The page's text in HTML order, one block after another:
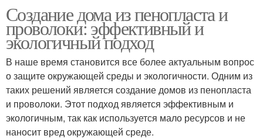
Создание дома из пенопласта и
проволоки: эффективный и
экологичный подход
В наше время становится все более актуальным вопрос
о защите окружающей среды и экологичности. Одним из
таких решений является создание домов из пенопласта
и проволоки. Этот подход является эффективным и
экологичным, так как используется мало ресурсов и не
наносит вред окружающей среде.